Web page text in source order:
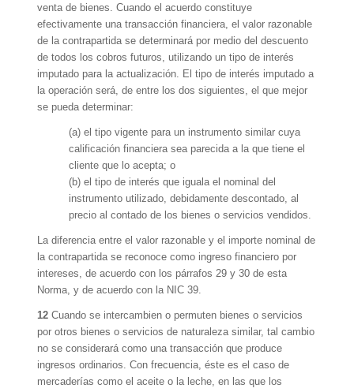
venta de bienes. Cuando el acuerdo constituye
efectivamente una transacción financiera, el valor razonable
de la contrapartida se determinará por medio del descuento
de todos los cobros futuros, utilizando un tipo de interés
imputado para la actualización. El tipo de interés imputado a
la operación será, de entre los dos siguientes, el que mejor
se pueda determinar:
(a) el tipo vigente para un instrumento similar cuya
calificación financiera sea parecida a la que tiene el
cliente que lo acepta; o
(b) el tipo de interés que iguala el nominal del
instrumento utilizado, debidamente descontado, al
precio al contado de los bienes o servicios vendidos.
La diferencia entre el valor razonable y el importe nominal de
la contrapartida se reconoce como ingreso financiero por
intereses, de acuerdo con los párrafos 29 y 30 de esta
Norma, y de acuerdo con la NIC 39.
12 Cuando se intercambien o permuten bienes o servicios
por otros bienes o servicios de naturaleza similar, tal cambio
no se considerará como una transacción que produce
ingresos ordinarios. Con frecuencia, éste es el caso de
mercaderías como el aceite o la leche, en las que los